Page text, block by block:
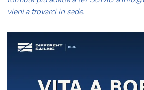
vieni a trovarci in sede.